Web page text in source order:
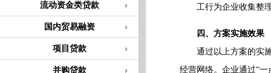
流动资金类贷款
国内贸易融资
项目贷款
并购贷款
工行为企业收集整理
四、方案实施效果
通过以上方案的实施
经营网络。企业通过“